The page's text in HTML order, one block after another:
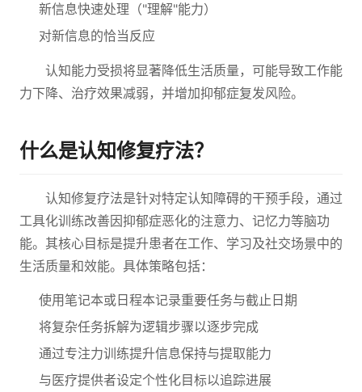
新信息快速处理（"理解"能力）
对新信息的恰当反应
认知能力受损将显著降低生活质量，可能导致工作能
力下降、治疗效果减弱，并增加抑郁症复发风险。
什么是认知修复疗法？
认知修复疗法是针对特定认知障碍的干预手段，通过
工具化训练改善因抑郁症恶化的注意力、记忆力等脑功
能。其核心目标是提升患者在工作、学习及社交场景中的
生活质量和效能。具体策略包括：
使用笔记本或日程本记录重要任务与截止日期
将复杂任务拆解为逻辑步骤以逐步完成
通过专注力训练提升信息保持与提取能力
与医疗提供者设定个性化目标以追踪进展